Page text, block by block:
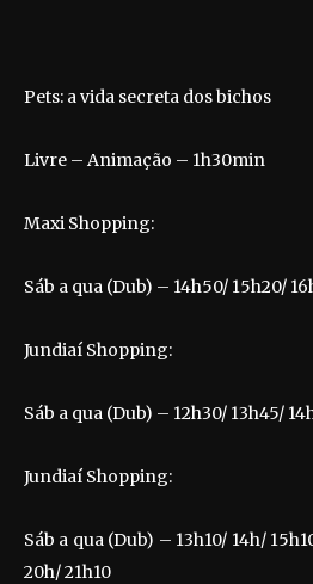
Pets: a vida secreta dos bichos
Livre – Animação – 1h30min
Maxi Shopping:
Sáb a qua (Dub) – 14h50/ 15h20/
Jundiaí Shopping:
Sáb a qua (Dub) – 12h30/ 13h45/
Jundiaí Shopping:
Sáb a qua (Dub) – 13h10/ 14h/
20h/ 21h10